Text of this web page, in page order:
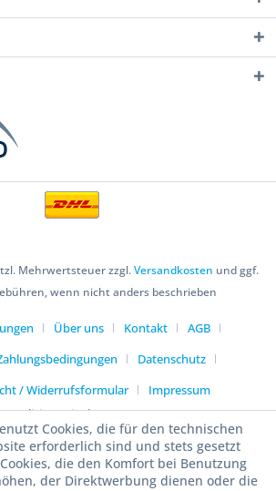
Mehrwertsteuer zzgl.Versandkosten und ggf.
wenn nicht anders beschrieben
Über uns Kontakt
AGB
Datenschutz
/ Widerrufsformular
Impressum
Realisiert mit Shopware
Cookies, die für den technischen
erforderlich sind und stets gesetzt
die den Komfort bei Benutzung
der Direktwerbung dienen oder die